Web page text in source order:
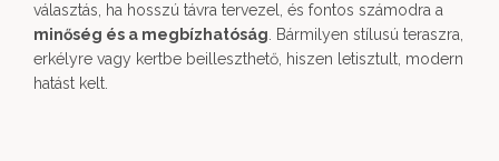
választás, ha hosszú távra tervezel, és fontos számodra a
minőség és a megbízhatóság . Bármilyen stílusú teraszra,
erkélyre vagy kertbe beilleszthető, hiszen letisztult, modern
hatást kelt.